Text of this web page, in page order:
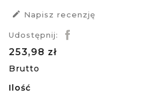
 Napisz recenzję
Udostępnij:
253,98 zł
Brutto
Ilość